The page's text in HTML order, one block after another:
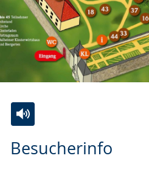
Besucherinfo
Leichten
Audio-
Video